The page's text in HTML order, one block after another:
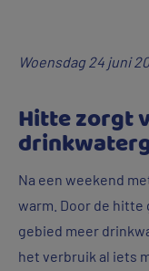
Woensdag 24 juni
Hitte zorgt
Na een weekend
warm. Door de
gebied meer
het verbruik al iets